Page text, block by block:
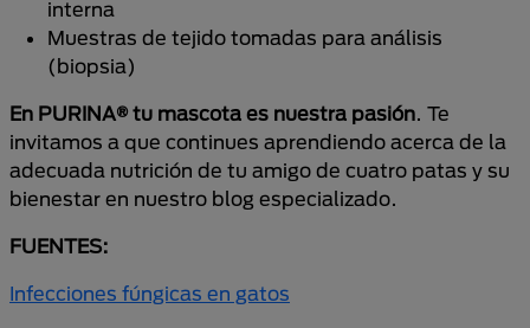
interna
Muestras de tejido tomadas para análisis
(biopsia)
En PURINA® tu mascota es nuestra pasión. Te
invitamos a que continues aprendiendo acerca de la
adecuada nutrición de tu amigo de cuatro patas y su
bienestar en nuestro blog especializado.
FUENTES:
Infecciones fúngicas en gatos